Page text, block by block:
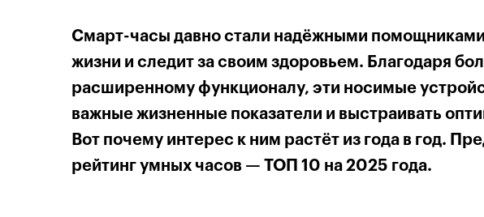
Смарт-часы давно стали надёжными помощниками
жизни и следит за своим здоровьем. Благодаря
расширенному функционалу, эти носимые
важные жизненные показатели и выстраивать
Вот почему интерес к ним растёт из года в год.
рейтинг умных часов — ТОП 10 на 2025 года.